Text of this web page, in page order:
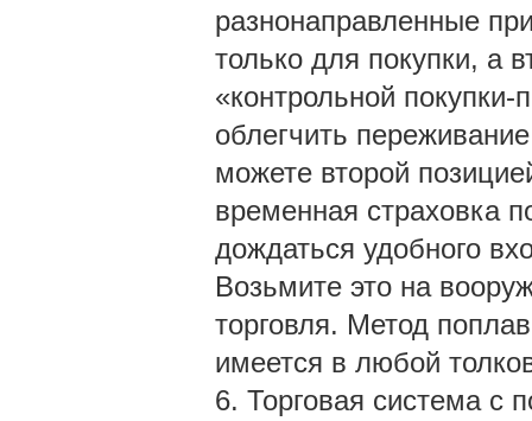
разнонаправленные
только для покупки, а
«контрольной
облегчить
можете второй
временная страховка
дождаться удобного
Возьмите это на
торговля. Метод
имеется в любой
6. Торговая система с